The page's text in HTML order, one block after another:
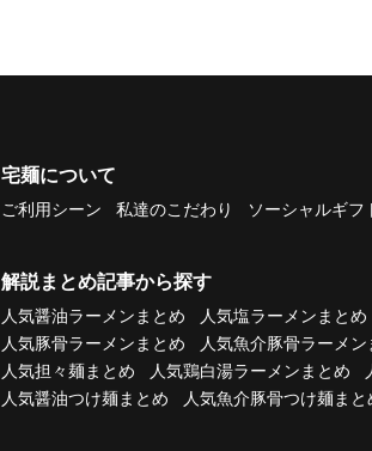
宅麺について
ご利用シーン 私達のこだわり ソーシャルギフ
解説まとめ記事から探す
人気醤油ラーメンまとめ 人気塩ラーメンまとめ
人気豚骨ラーメンまとめ
人気魚介豚骨ラーメン
人気担々麺まとめ
人気鶏白湯ラーメンまとめ
人気醤油つけ麺まとめ
人気魚介豚骨つけ麺まと